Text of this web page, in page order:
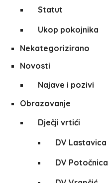
Statut
Ukop pokojnika
Nekategorizirano
Novosti
Najave i pozivi
Obrazovanje
Dječji vrtići
DV Lastavica
DV Potočnica